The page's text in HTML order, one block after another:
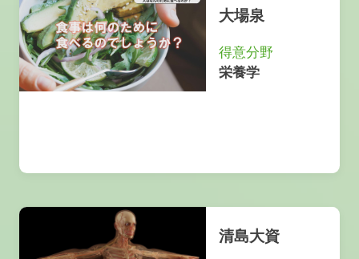
大場泉
得意分野
栄養学
清島大資